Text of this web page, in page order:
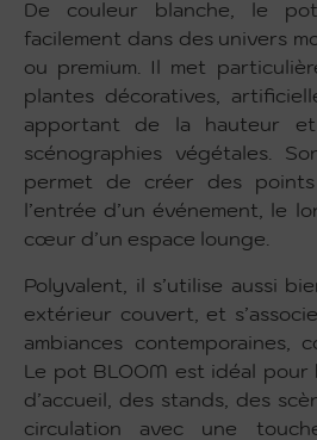
De couleur blanche, le pot
facilement dans des univers
ou premium. Il met
plantes décoratives,
apportant de la hauteur
scénographies végétales.
permet de créer des
l’entrée d’un événement, le
cœur d’un espace lounge.
Polyvalent, il s’utilise aussi
extérieur couvert, et
ambiances contemporaines,
Le pot BLOOM est idéal
d’accueil, des stands, des
circulation avec une